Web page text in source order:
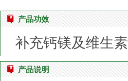
产品功效
补充钙镁及维生素
产品说明